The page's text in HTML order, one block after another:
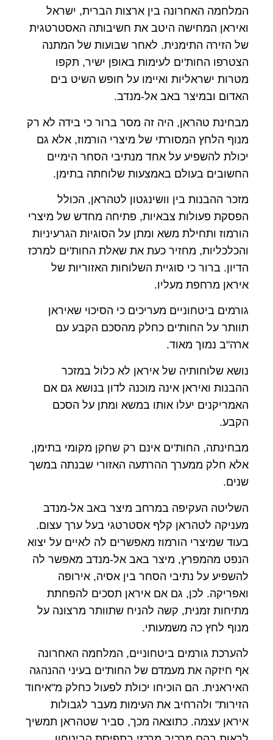
המלחמה האחרונה בין ארצות הברית, ישראל
ואיראן המחישה היטב את חשיבותה האסטרטגית
של הזירה התימנית. לאחר שבועות של המתנה
הצטרפו החות'ים לעימות באופן ישיר, תקפו
מטרות ישראליות ואיימו על חופש השיט בים
האדום ובמיצר באב אל-מנדב.
מבחינת טהראן, היה זה מסר ברור כי בידה לא רק
מנוף הלחץ המסורתי של מיצרי הורמוז, אלא גם
יכולת להשפיע על אחד מנתיבי הסחר הימיים
החשובים בעולם באמצעות שלוחתה בתימן.
מזכר ההבנות בין וושינגטון לטהראן, הכולל
הפסקת פעולות צבאיות, פתיחה מחדש של מיצרי
הורמוז ותחילת משא ומתן על הסוגיות הגרעיניות
והכלכליות, מחזיר כעת את שאלת החות'ים למרכז
הדיון. ברור כי סוגיית השלוחות האזוריות של
איראן מרחפת מעליו.
גורמים ביטחוניים מעריכים כי הסיכוי שאיראן
תוותר על החות'ים כחלק מהסכם הקבע עם
ארה"ב נמוך מאוד.
נושא שלוחותיה של איראן לא כלול במזכר
ההבנות ואיראן אינה מוכנה לדון בנושא גם אם
האמריקנים יעלו אותו במשא ומתן על הסכם
הקבע.
מבחינתה, החות'ים אינם רק שחקן מקומי בתימן,
אלא חלק ממערך ההרתעה האזורי שבנתה במשך
שנים.
השליטה העקיפה במרחב מיצר באב אל-מנדב
מעניקה לטהראן קלף אסטרטגי בעל ערך עצום.
בעוד שמיצרי הורמוז מאפשרים לה לאיים על יצוא
הנפט מהמפרץ, מיצר באב אל-מנדב מאפשר לה
להשפיע על נתיבי הסחר בין אסיה, אירופה
ואפריקה. לכן, גם אם איראן תסכים להפחתת
מתיחות זמנית, קשה להניח שתוותר מרצונה על
מנוף לחץ כה משמעותי.
להערכת גורמים ביטחוניים, המלחמה האחרונה
אף חיזקה את מעמדם של החות'ים בעיני ההנהגה
האיראנית. הם הוכיחו יכולת לפעול כחלק מ"איחוד
הזירות" ולהרחיב את העימות מעבר לגבולות
איראן עצמה. כתוצאה מכך, סביר שטהראן תמשיך